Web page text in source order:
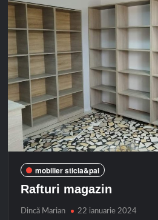
mobilier sticla&pal
Rafturi magazin
Dincă Marian 22 ianuarie 2024